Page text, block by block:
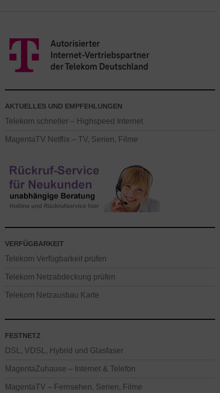
AKTUELLES UND EMPFEHLUNGEN
Telekom schneller – Highspeed Internet
MagentaTV Netflix – TV, Serien, Filme
VERFÜGBARKEIT
Telekom Verfügbarkeit prüfen
Telekom Netzabdeckung prüfen
Telekom Netzausbau Karte
FESTNETZ
DSL, VDSL, Hybrid und Glasfaser
MagentaZuhause – Internet & Telefon
MagentaTV – Fernsehen, Serien, Filme